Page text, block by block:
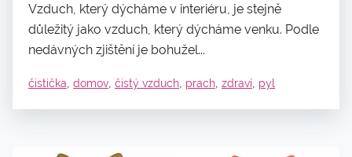
Vzduch, který dýcháme v interiéru, je stejně
důležitý jako vzduch, který dýcháme venku. Podle
nedávných zjištění je bohužel...
čistička, domov, čistý vzduch, prach, zdraví, pyl